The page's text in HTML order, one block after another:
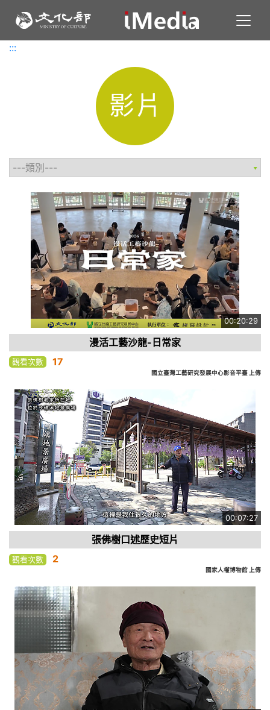
:::
:::
影片
00:20:29
漫活工藝沙龍-日常家
觀看次數 17
國立臺灣工藝研究發展中心影音平臺 上傳
00:07:27
張佛樹口述歷史短片
觀看次數 2
國家人權博物館 上傳